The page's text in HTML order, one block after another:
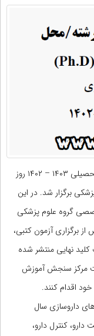
آزمون دکتری تخصصی رشته‌های داروسازی سال تحصیلی ۱۴۰۳ – ۱۴۰۲ روز
پزشکی برگزار شد. در این
گروه علوم پزشکی
کردند. پس از برگزاری آزمون کتبی،
نهایی منتشر شده
مرکز سنجش آموزش
اقدام کنند.
داروسازی سال
دارو، کنترل دارو،